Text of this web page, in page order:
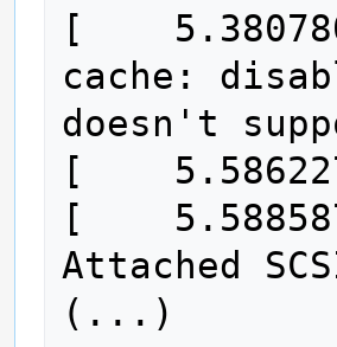
[
cache:
doesn't
[
[
Attached